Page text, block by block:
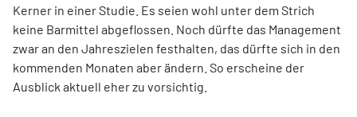
Kerner in einer Studie. Es seien wohl unter dem Strich
keine Barmittel abgeflossen. Noch dürfte das Management
zwar an den Jahreszielen festhalten, das dürfte sich in den
kommenden Monaten aber ändern. So erscheine der
Ausblick aktuell eher zu vorsichtig.